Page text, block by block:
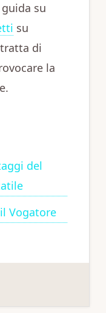
su
su
di
la
del
Vogatore